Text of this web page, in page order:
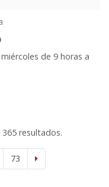
de 9 horas a
resultados.
73